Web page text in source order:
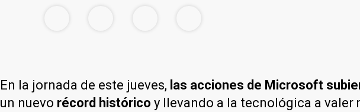
En la jornada de este jueves, las acciones de Microsoft
un nuevo récord histórico y llevando a la tecnológica a valer